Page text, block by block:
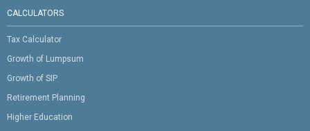
CALCULATORS
Tax Calculator
Growth of Lumpsum
Growth of SIP
Retirement Planning
Higher Education